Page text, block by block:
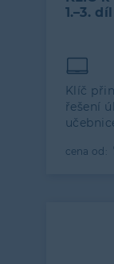
1.–3. díl
Klíč
řešení